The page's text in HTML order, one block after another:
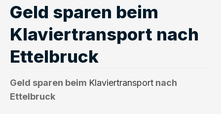
Geld sparen beim
Klaviertransport nach
Ettelbruck
Geld sparen beim Klaviertransport nach
Ettelbruck